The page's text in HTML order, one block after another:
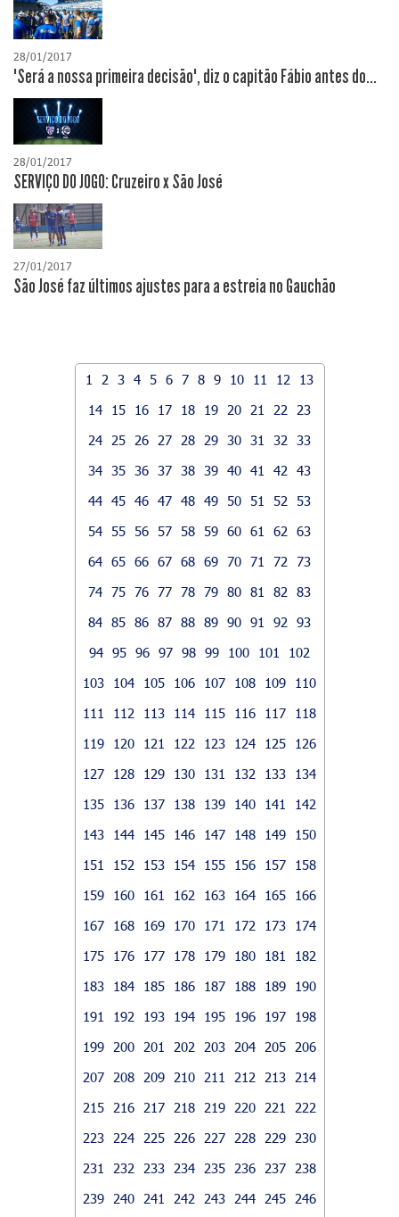
28/01/2017
"Será a nossa primeira decisão", diz o capitão Fábio antes do...
28/01/2017
SERVIÇO DO JOGO: Cruzeiro x São José
27/01/2017
São José faz últimos ajustes para a estreia no Gauchão
1 2 3 4 5 6 7 8 9 10 11 12
13
14
15 16 17 18 19 20 21 22
23
24
25 26 27 28 29 30 31 32
33
34 35 36 37 38 39 40 41 42
43
44 45 46 47 48 49 50 51 52
53
54 55 56 57 58 59 60 61 62
63
64 65 66 67 68 69 70 71 72
73
74 75 76 77 78 79 80 81 82
83
84 85 86 87 88 89 90 91 92
93
94 95 96 97 98 99 100 101
102
103
104 105 106 107 108 109
110
111
112 113 114 115 116 117
118
119
120 121 122 123 124 125
126
127
128 129 130 131 132 133
134
135
136 137 138 139 140 141
142
143
144 145 146 147 148 149
150
151
152 153 154 155 156 157
158
159
160 161 162 163 164 165
166
167
168 169 170 171 172 173
174
175
176 177 178 179 180 181
182
183
184 185 186 187 188 189
190
191
192 193 194 195 196 197
198
199
200 201 202 203 204 205
206
207
208 209 210 211 212 213
214
215
216 217 218 219 220 221
222
223
224 225 226 227 228 229
230
231
232 233 234 235 236 237
238
239
240 241 242 243 244 245
246